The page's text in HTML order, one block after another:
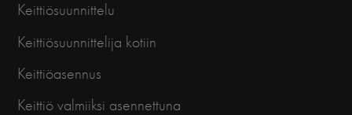
Keittiösuunnittelu
Keittiösuunnittelija kotiin
Keittiöasennus
Keittiö valmiiksi asennettuna